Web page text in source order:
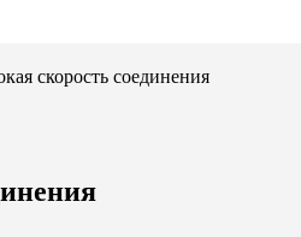
скорость соединения